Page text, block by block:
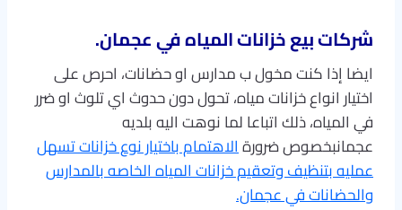
شركات بيع خزانات المياه في عجمان.
ايضا إذا كنت مخول ب مدارس او حضانات، احرص على
اختيار انواع خزانات مياه، تحول دون حدوث اي تلوث او ضرر
في المياه، ذلك اتباعا لما نوهت اليه بلديه
عجمانبخصوص ضرورةالاهتمام باختيار نوع خزانات تسهل
عمليه بتنظيف وتعقيم خزانات المياه الخاصه بالمدارس
والحضانات في عجمان.